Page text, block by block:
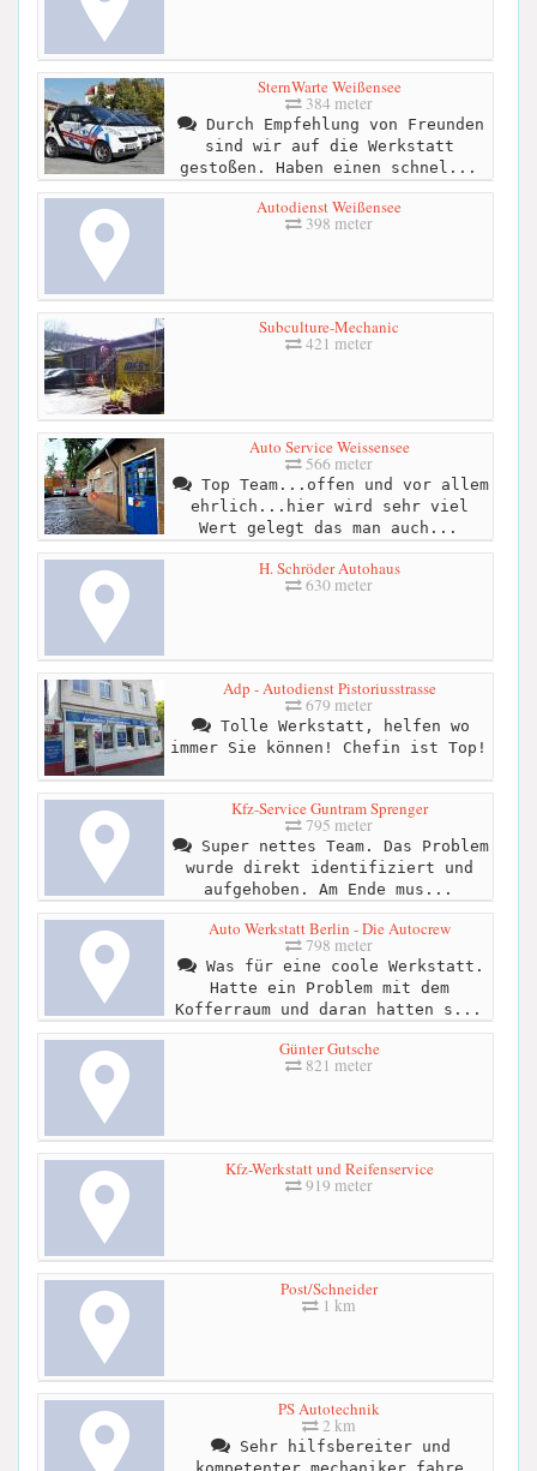
SternWarte Weißensee
384 meter
Durch Empfehlung von Freunden
sind wir auf die Werkstatt
gestoßen. Haben einen schnel...
Autodienst Weißensee
398 meter
Subculture-Mechanic
421 meter
Auto Service Weissensee
566 meter
Top Team...offen und vor allem
ehrlich...hier wird sehr viel
Wert gelegt das man auch...
H. Schröder Autohaus
630 meter
Adp - Autodienst Pistoriusstrasse
679 meter
Tolle Werkstatt, helfen wo
immer Sie können! Chefin ist Top!
Kfz-Service Guntram Sprenger
795 meter
Super nettes Team. Das Problem
wurde direkt identifiziert und
aufgehoben. Am Ende mus...
Auto Werkstatt Berlin - Die Autocrew
798 meter
Was für eine coole Werkstatt.
Hatte ein Problem mit dem
Kofferraum und daran hatten s...
Günter Gutsche
821 meter
Kfz-Werkstatt und Reifenservice
919 meter
Post/Schneider
1 km
PS Autotechnik
2 km
Sehr hilfsbereiter und